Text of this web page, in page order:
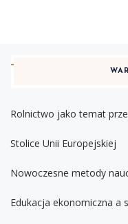
Rolnictwo jako temat
Stolice Unii Europejskiej
Nowoczesne metody
Edukacja ekonomiczna a